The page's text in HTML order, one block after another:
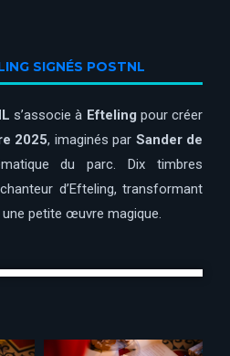
SIGNÉS POSTNL
s’associe à Efteling pour créer
2025, imaginés par Sander de
du parc. Dix timbres
d’Efteling, transformant
petite œuvre magique.